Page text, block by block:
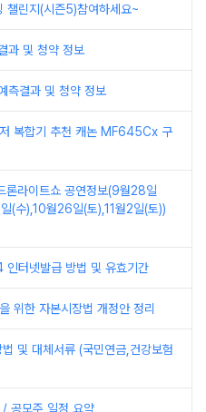
챌린지(시즌5)참여하세요~
과 및 청약 정보
측결과 및 청약 정보
복합기 추천 캐논 MF645Cx 구
론라이트쇼 공연정보(9월28일
(수),10월26일(토),11월2일(토))
인터넷발급 방법 및 유효기간
위한 자본시장법 개정안 정리
및 대체서류 (국민연금,건강보험
공모주 일정 요약